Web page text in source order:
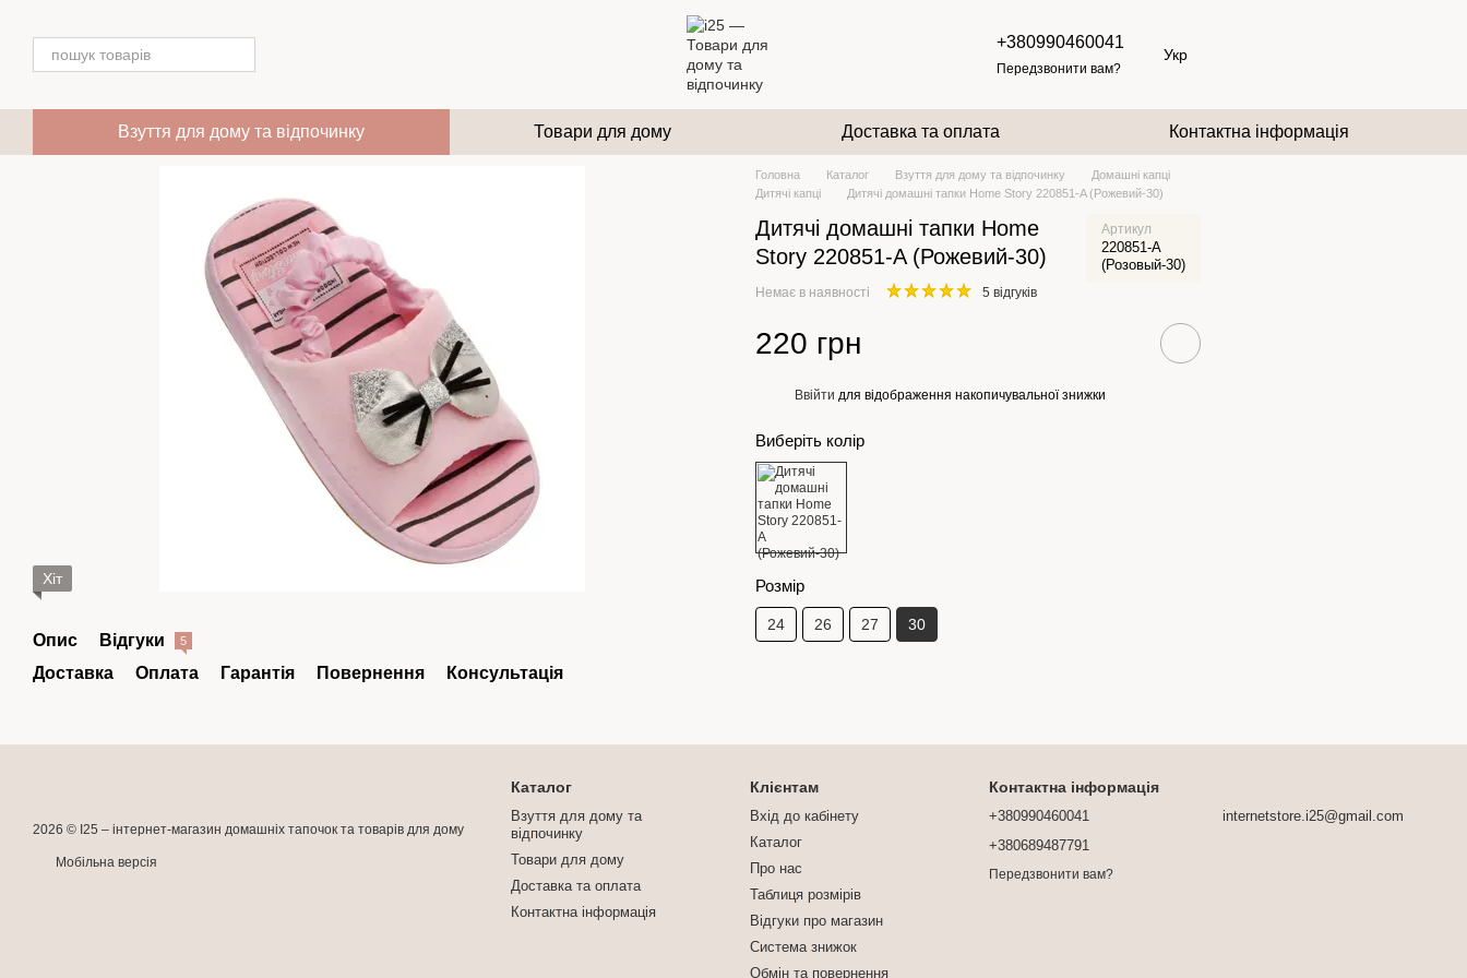
+380990460041
Передзвонити вам?
Укр
Взуття для дому та відпочинку Товари для дому Доставка та оплата Контактна інформація
Хіт
Опис Відгуки 5
Доставка Оплата Гарантія Повернення Консультація
Головна Каталог Взуття для дому та відпочинку
Домашні капці
Дитячі капці
Дитячі домашні тапки Home Story 220851-A (Рожевий-30)
Дитячі домашні тапки Home
Story 220851-A (Рожевий-30)
Артикул
220851-A
(Розовый-30)
Немає в наявності 5 відгуків
220 грн
Ввійти для відображення накопичувальної знижки
Виберіть колір
Розмір
24 26 27 30
2026 © I25 – інтернет-магазин домашніх тапочок та товарів для дому
Мобільна версія
Каталог
Взуття для дому та
відпочинку
Товари для дому
Доставка та оплата
Контактна інформація
Клієнтам
Вхід до кабінету
Каталог
Про нас
Таблиця розмірів
Відгуки про магазин
Система знижок
Обмін та повернення
Контактна інформація
+380990460041
+380689487791
Передзвонити вам?
internetstore.i25@gmail.com